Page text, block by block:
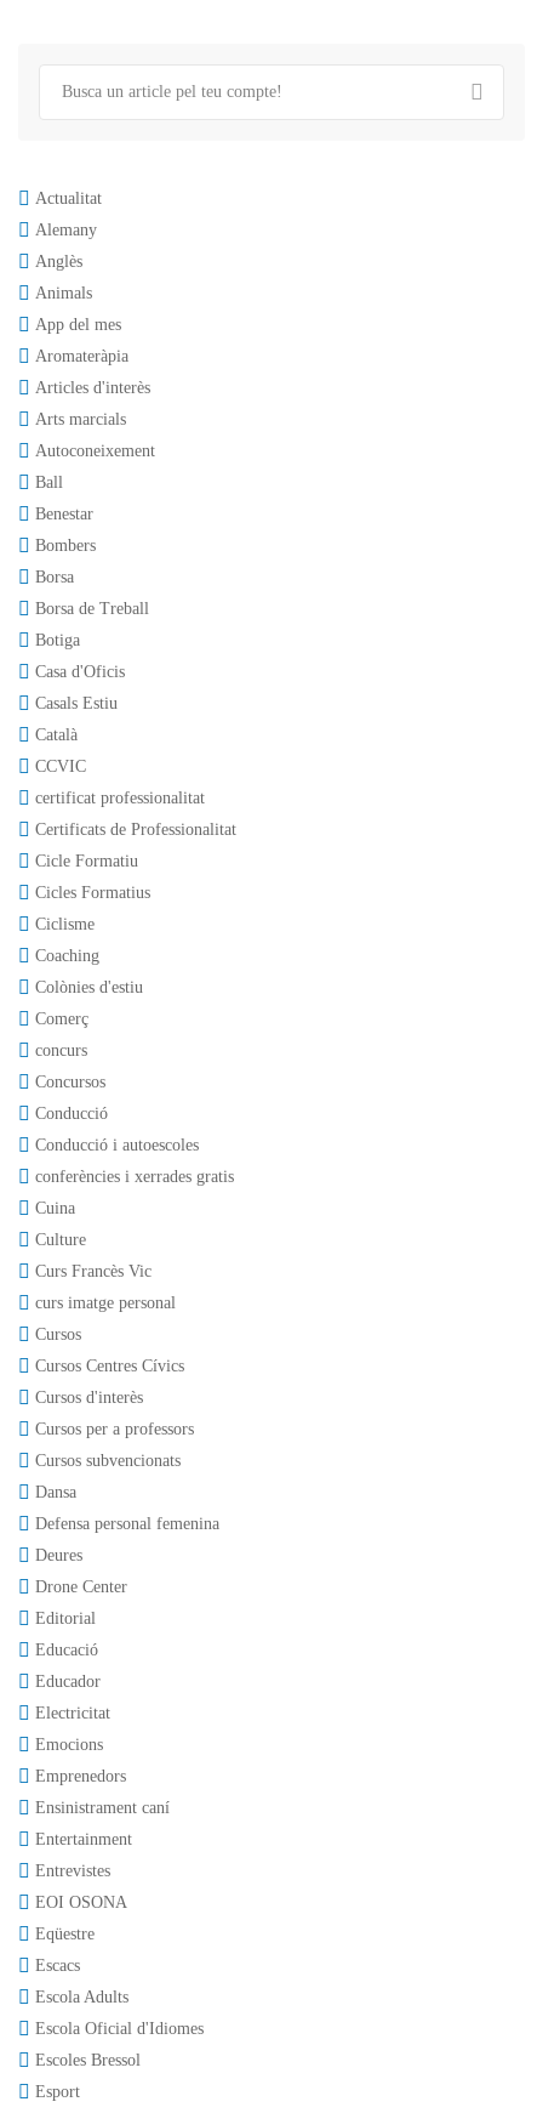
Actualitat
Alemany
Anglès
Animals
App del mes
Aromateràpia
Articles d'interès
Arts marcials
Autoconeixement
Ball
Benestar
Bombers
Borsa
Borsa de Treball
Botiga
Casa d'Oficis
Casals Estiu
Català
CCVIC
certificat professionalitat
Certificats de Professionalitat
Cicle Formatiu
Cicles Formatius
Ciclisme
Coaching
Colònies d'estiu
Comerç
concurs
Concursos
Conducció
Conducció i autoescoles
conferències i xerrades gratis
Cuina
Culture
Curs Francès Vic
curs imatge personal
Cursos
Cursos Centres Cívics
Cursos d'interès
Cursos per a professors
Cursos subvencionats
Dansa
Defensa personal femenina
Deures
Drone Center
Editorial
Educació
Educador
Electricitat
Emocions
Emprenedors
Ensinistrament caní
Entertainment
Entrevistes
EOI OSONA
Eqüestre
Escacs
Escola Adults
Escola Oficial d'Idiomes
Escoles Bressol
Esport